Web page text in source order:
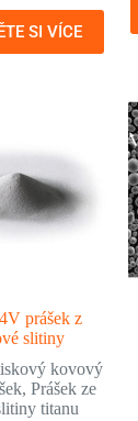
SI VÍCE
prášek z
slitiny
kovový
, Prášek ze
titanu